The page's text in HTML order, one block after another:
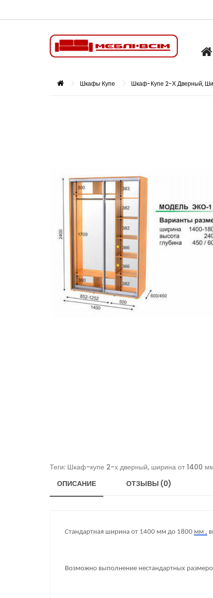
Шкафы Купе Шкаф-Купе 2-Х Дверный,
Теги: Шкаф-купе 2-х дверный, ширина от 1400
ОПИСАНИЕ
ОТЗЫВЫ (0)
Стандартная ширина от 1400 мм до 1800 мм ,
Возможно выполнение нестандартных